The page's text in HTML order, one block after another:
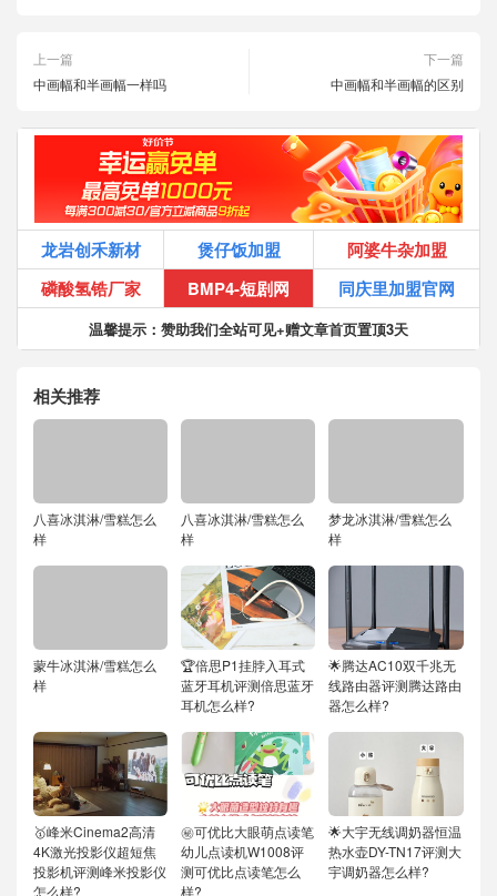
上一篇
中画幅和半画幅一样吗
下一篇
中画幅和半画幅的区别
龙岩创禾新材 煲仔饭加盟
阿婆牛杂加盟
磷酸氢锆厂家
BMP4-短剧网 同庆里加盟官网
温馨提示：赞助我们全站可见+赠文章首页置顶3天
相关推荐
八喜冰淇淋/雪糕怎么
样
八喜冰淇淋/雪糕怎么
样
梦龙冰淇淋/雪糕怎么
样
蒙牛冰淇淋/雪糕怎么
样
🏆倍思P1挂脖入耳式
蓝牙耳机评测倍思蓝牙
耳机怎么样?
🌟腾达AC10双千兆无
线路由器评测腾达路由
器怎么样?
🥇峰米Cinema2高清
4K激光投影仪超短焦
投影机评测峰米投影仪
怎么样?
㊙️可优比大眼萌点读笔
幼儿点读机W1008评
测可优比点读笔怎么
样?
🌟大宇无线调奶器恒温
热水壶DY-TN17评测大
宇调奶器怎么样?